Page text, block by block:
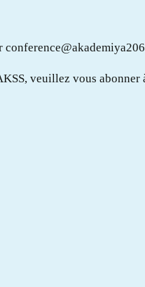
veuillez vous abonner